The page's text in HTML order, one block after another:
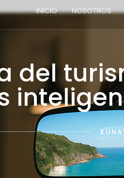
Home
INICIO NOSOTROS
del